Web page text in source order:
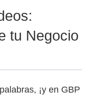
tu Negocio
¡y en GBP